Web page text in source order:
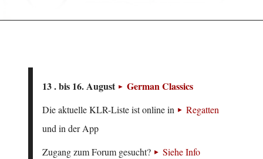
13 . bis 16. August German Classics
Die aktuelle KLR-Liste ist online in
Regatten
und in der App
Zugang zum Forum gesucht?
Siehe Info